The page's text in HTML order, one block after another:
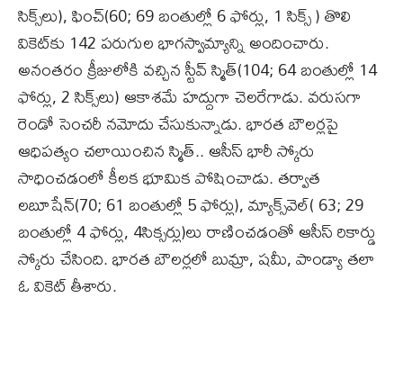
సిక్స్‌లు), ఫించ్‌(60; 69 బంతుల్లో 6 ఫోర్లు, 1 సిక్స్ ‌) తొలి
వికెట్‌కు 142 పరుగుల భాగస్వామ్యాన్ని అందించారు.
అనంతరం క్రీజులోకి వచ్చిన స్టీవ్‌ స్మిత్‌(104; 64 బంతుల్లో 14
ఫోర్లు, 2 సిక్స్‌లు) ఆకాశమే హద్దుగా చెలరేగాడు. వరుసగా
రెండో సెంచరీ నమోదు చేసుకున్నాడు. భారత బౌలర్లపై
ఆధిపత్యం చలాయించిన స్మిత్‌.. ఆసీస్‌ భారీ స్కోరు
సాధించడంలో కీలక భూమిక పోషించాడు. తర్వాత
లబూషేన్‌(70; 61 బంతుల్లో 5 ఫోర్లు), మ్యాక్స్‌వెల్‌( 63; 29
బంతుల్లో 4 ఫోర్లు, 4సిక్సర్లు)లు రాణించడంతో ఆసీస్‌ రికార్డు
స్కోరు చేసింది. భారత బౌలర్లలో బుమ్రా, షమీ, పాండ్యా తలా
ఓ వికెట్‌ తీశారు.